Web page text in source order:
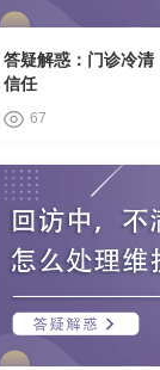
答疑解惑：门诊冷
信任
67